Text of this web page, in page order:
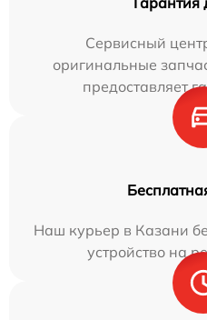
Сервисный
оригинальные
предоставляет
Наш курьер в Казани
устройство на